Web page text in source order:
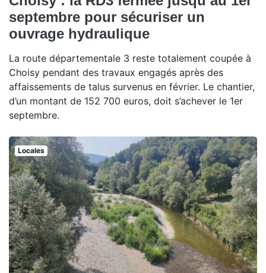
septembre pour sécuriser un
ouvrage hydraulique
La route départementale 3 reste totalement coupée à
Choisy pendant des travaux engagés après des
affaissements de talus survenus en février. Le chantier,
d’un montant de 152 700 euros, doit s’achever le 1er
septembre.
Locales